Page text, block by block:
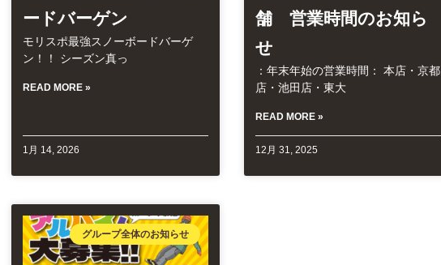
ードバーゲン
モリスポ最強スノーボードバーゲ
ン！！ シーズン真っ
READ MORE »
1月 14, 2026
舗 営業時間のお知ら
せ
：年末年始の営業時間： 本店・京都
店・池田店・東大
READ MORE »
12月 31, 2025
グループ全体のお知らせ